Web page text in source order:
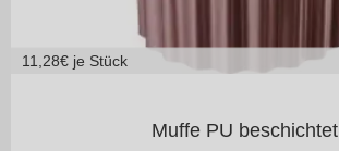
11,28€ je Stück
Muffe PU beschichtet